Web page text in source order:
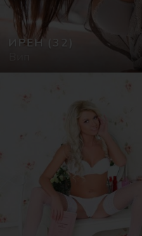
ИРЕН
(32)